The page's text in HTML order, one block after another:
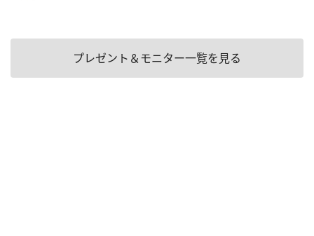
プレゼント＆モニター一覧を見る